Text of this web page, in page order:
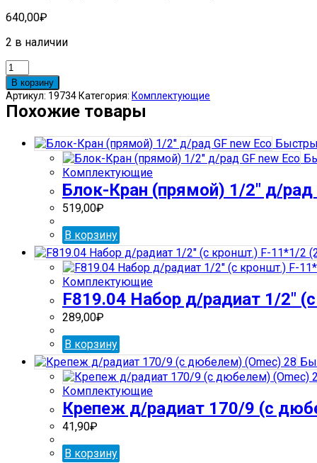
640,00₽
2 в наличии
Количество
товара
Блок-
кран
(прямой)
радиатора
В корзину
Артикул: 19734 Категория: Комплектующие
Похожие товары
Комплектующие
Блок-Кран (прямой) 1/2″ д/рад
519,00₽
В корзину
Комплектующие
F819.04 Набор д/радиат 1/2″
289,00₽
В корзину
Комплектующие
Крепеж д/радиат 170/9 (с
41,90₽
В корзину